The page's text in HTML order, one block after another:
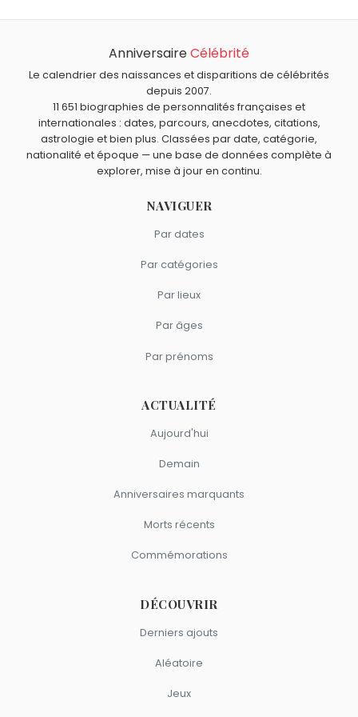
Qui est mort le même jour que André Verchuren ?
Jean-Michel Charlier , Albertine Sarrazin ,
comme André Verchuren.
Quels musiciens français sont du signe Capricorne
Richard Clayderman
Petruccianisont du signe Capricorne.
AnniversaireCélébrité
Le calendrier des naissances et disparitions de célébrités
depuis 2007.
11 651 biographies de personnalités françaises et
internationales : dates, parcours, anecdotes, citations,
astrologie et bien plus. Classées par date, catégorie,
nationalité et époque — une base de données complète à
explorer, mise à jour en continu.
NAVIGUER
Par dates
Par catégories
Par lieux
Par âges
Par prénoms
ACTUALITÉ
Aujourd'hui
Demain
Anniversaires marquants
Morts récents
Commémorations
DÉCOUVRIR
Derniers ajouts
Aléatoire
Jeux